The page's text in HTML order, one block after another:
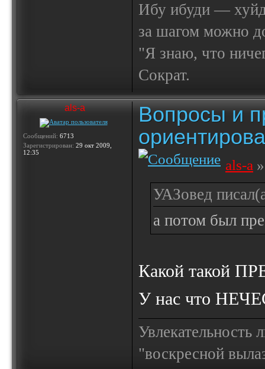
Ибу ибуди —
за шагом можно
"Я знаю, что
Сократ.
als-a
Сообщений: 6713
Зарегистрирован: 29 окт 2009,
12:35
Вопросы и
als-a
УАЗовед
а потом был
Какой такой
У нас что
Увлекательность
"воскресной